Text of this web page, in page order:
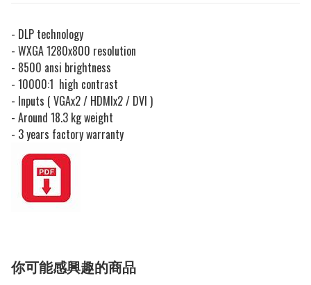
- DLP technology
- WXGA 1280x800 resolution
- 8500 ansi brightness
- 10000:1 high contrast
- Inputs ( VGAx2 / HDMIx2 / DVI )
- Around 18.3 kg weight
- 3 years factory warranty
你可能感興趣的商品